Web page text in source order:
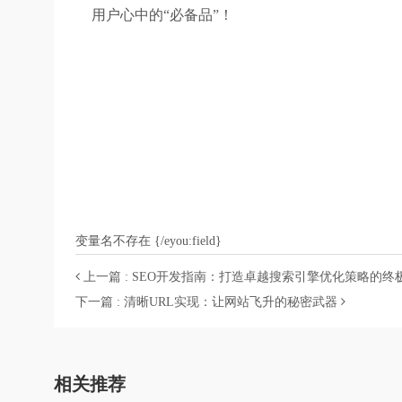
用户心中的“必备品”！
变量名不存在 {/eyou:field}
上一篇 : SEO开发指南：打造卓越搜索引擎优化策略的终
下一篇 : 清晰URL实现：让网站飞升的秘密武器
相关推荐